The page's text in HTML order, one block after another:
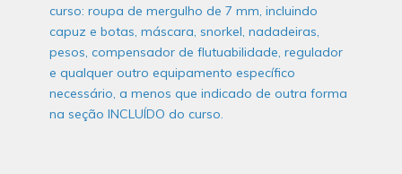
curso: roupa de mergulho de 7 mm, incluindo
capuz e botas, máscara, snorkel, nadadeiras,
pesos, compensador de flutuabilidade, regulador
e qualquer outro equipamento específico
necessário, a menos que indicado de outra forma
na seção INCLUÍDO do curso.